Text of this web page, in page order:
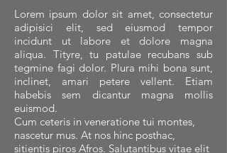
Lorem ipsum dolor sit amet, consectetur
adipisici elit, sed eiusmod tempor
incidunt ut labore et dolore magna
aliqua. Tityre, tu patulae recubans sub
tegmine fagi dolor. Plura mihi bona sunt,
inclinet, amari petere vellent. Etiam
habebis sem dicantur magna mollis
euismod.
Cum ceteris in veneratione tui montes,
nascetur mus. At nos hinc posthac,
sitientis piros Afros. Salutantibus vitae elit